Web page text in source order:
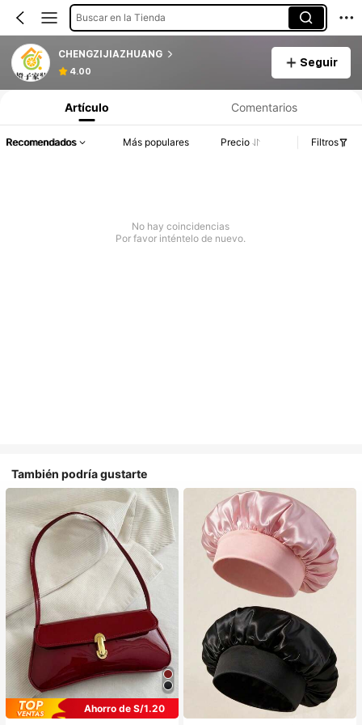
Buscar en la Tienda
CHENGZIJIAZHUANG
4.00
Seguir
Artículo Comentarios
Recomendados Más populares Precio Filtros
No hay coincidencias
Por favor inténtelo de nuevo.
También podría gustarte
Ahorro de S/1.20